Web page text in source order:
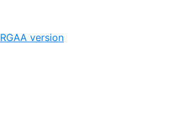
RGAA version